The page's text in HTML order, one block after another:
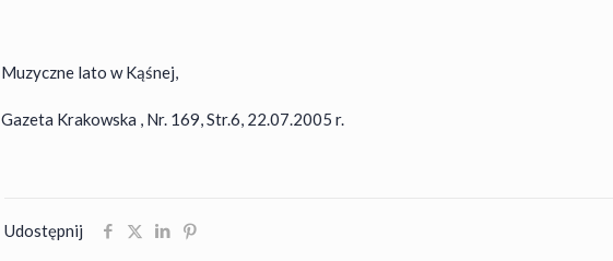
Muzyczne lato w Kąśnej,
Gazeta Krakowska , Nr. 169, Str.6, 22.07.2005 r.
Udostępnij